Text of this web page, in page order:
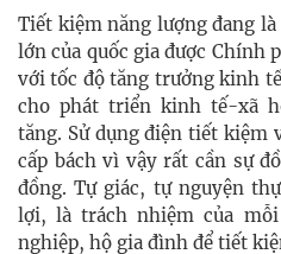
Tiết kiệm năng lượng đang
lớn của quốc gia được Chính
với tốc độ tăng trưởng kinh
cho phát triển kinh tế-xã
tăng. Sử dụng điện tiết kiệm
cấp bách vì vậy rất cần sự
đồng. Tự giác, tự nguyện
lợi, là trách nhiệm của
nghiệp, hộ gia đình để tiết